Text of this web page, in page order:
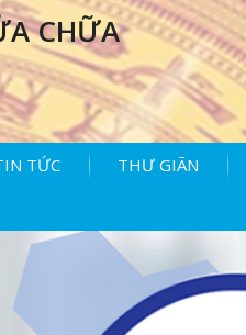
CHỮA
TỨC THƯ GIÃN